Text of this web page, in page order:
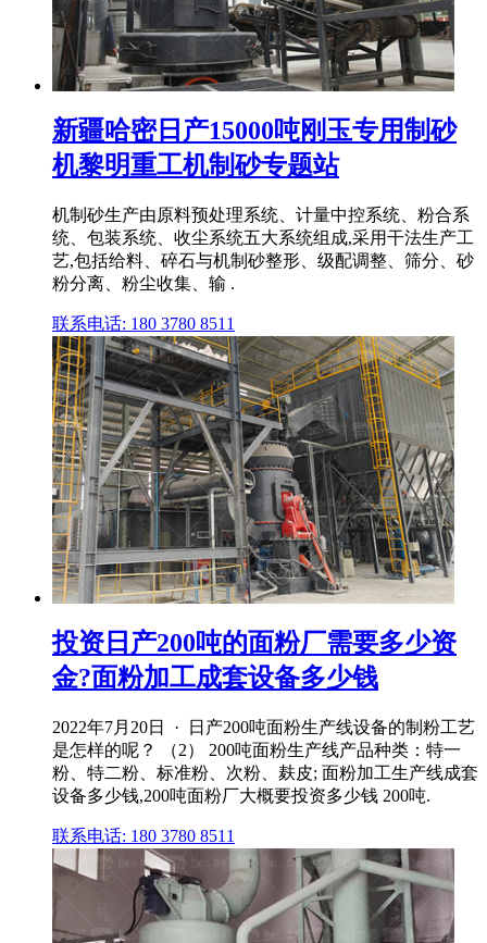
新疆哈密日产15000吨刚玉专用制砂
机黎明重工机制砂专题站
机制砂生产由原料预处理系统、计量中控系统、粉合系
统、包装系统、收尘系统五大系统组成,采用干法生产工
艺,包括给料、碎石与机制砂整形、级配调整、筛分、砂
粉分离、粉尘收集、输 .
联系电话: 180 3780 8511
投资日产200吨的面粉厂需要多少资
金?面粉加工成套设备多少钱
2022年7月20日 · 日产200吨面粉生产线设备的制粉工艺
是怎样的呢？ （2） 200吨面粉生产线产品种类：特一
粉、特二粉、标准粉、次粉、麸皮; 面粉加工生产线成套
设备多少钱,200吨面粉厂大概要投资多少钱 200吨.
联系电话: 180 3780 8511